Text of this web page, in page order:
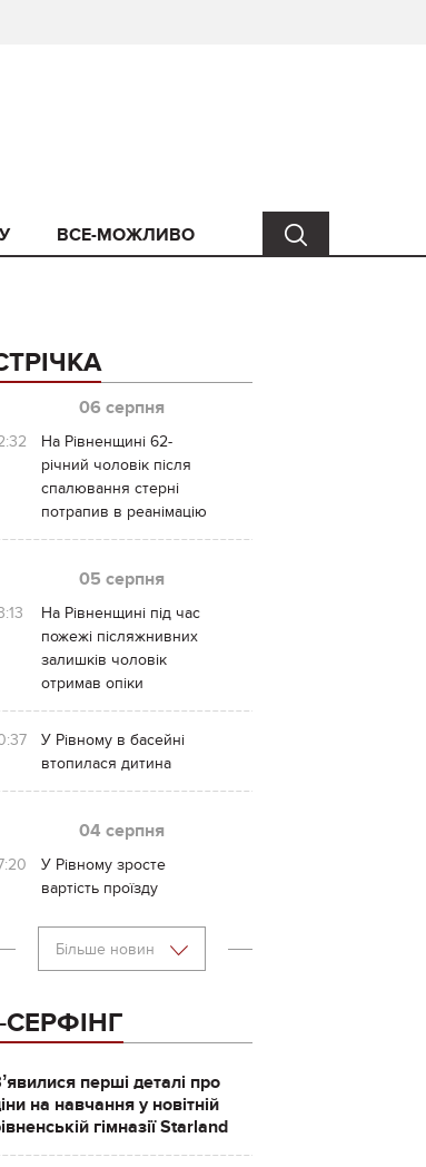
ВСЕ-МОЖЛИВО
06 серпня
На Рівненщині 62-
річний чоловік після
спалювання стерні
потрапив в реанімацію
05 серпня
На Рівненщині під час
пожежі післяжнивних
залишків чоловік
отримав опіки
У Рівному в басейні
втопилася дитина
04 серпня
У Рівному зросте
вартість проїзду
Більше новин
СЕРФІНГ
перші деталі про
на навчання у новітній
гімназії Starland